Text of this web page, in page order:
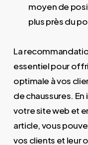
moyen de
plus près du
La
essentiel pour
optimale à vos
de chaussures.
votre site web et
article, vous
vos clients et leur